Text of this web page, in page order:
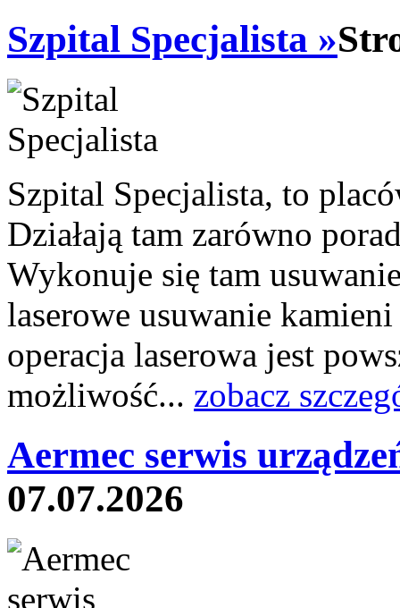
Szpital Specjalista »
Szpital Specjalista, to
Działają tam zarówno
Wykonuje się tam
laserowe usuwanie
operacja laserowa jest
możliwość... zobacz
Aermec serwis
07.07.2026